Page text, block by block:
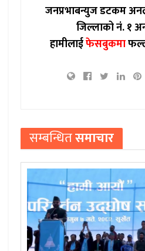
जनप्रभाबन्युज डटकम
जिल्लाको नं. १
हामीलाईफेसबुकमा
सम्बन्धितसमाचार